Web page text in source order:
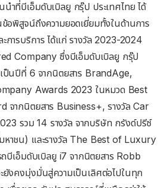
นำที่บีเอ็มดับเบิลยู กรุ๊ป ประเทศไทย ได้
พิสูจน์ถึงความยอดเยี่ยมทั้งในด้านการ
การบริการ ได้แก่ รางวัล 2023-2024
Company ซึ่งบีเอ็มดับเบิลยู กรุ๊ป
ป็นปีที่ 6 จากนิตยสาร BrandAge,
Awards 2023 ในหมวด Best
จากนิตยสาร Business+, รางวัล Car
รวม 14 รางวัล จากบริษัท กรังด์ปรีซ์
หาชน) และรางวัล The Best of Luxury
บีเอ็มดับเบิลยู i7 จากนิตยสาร Robb
ยังคงมุ่งมั่นสู่ความเป็นเลิศต่อไปในทุก